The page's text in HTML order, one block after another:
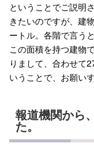
ということでご説明
きたいのですが、建
ートル。各階で言う
この面積を持つ建物
りまして、合わせて
いうことで、お願い
報道機関から
た。